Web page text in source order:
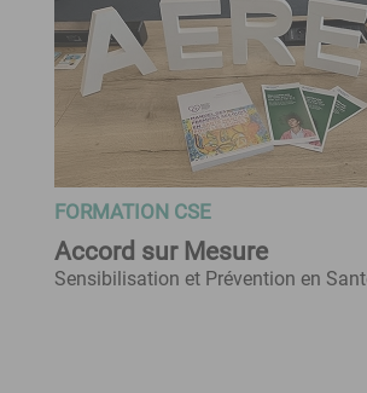
FORMATION CSE
Accord sur Mesure
Sensibilisation et Prévention en